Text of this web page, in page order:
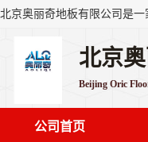
北京
Beijing Oric
公司首页